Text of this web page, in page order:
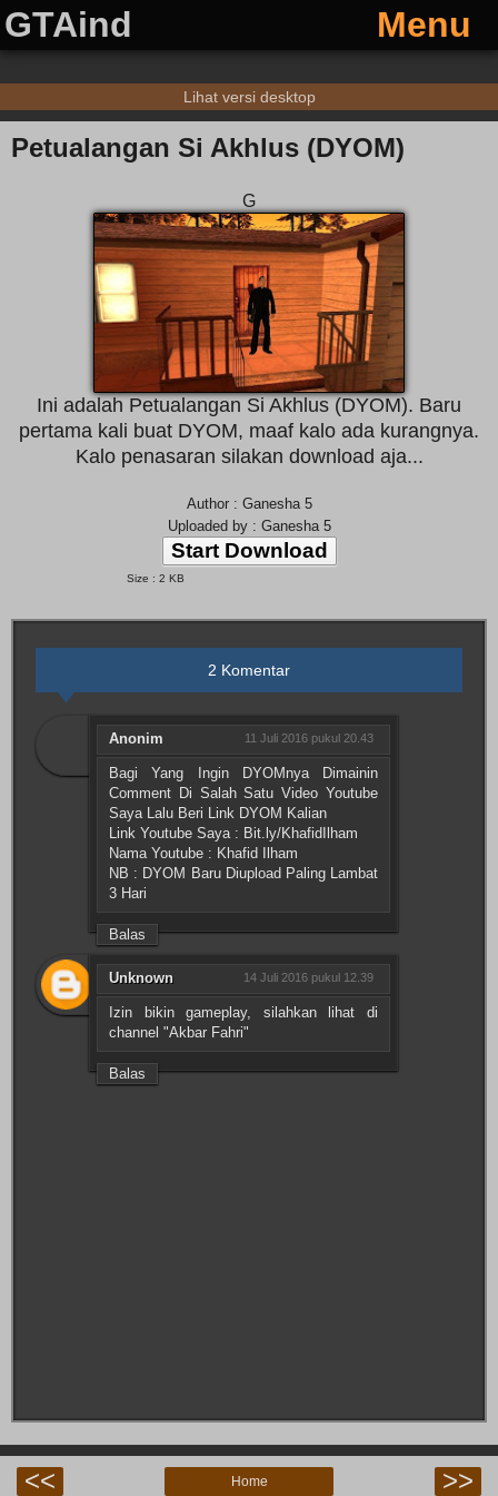
GTAind Menu
Lihat versi desktop
Petualangan Si Akhlus (DYOM)
G
Ini adalah Petualangan Si Akhlus (DYOM). Baru
pertama kali buat DYOM, maaf kalo ada kurangnya.
Kalo penasaran silakan download aja...
Author : Ganesha 5
Uploaded by : Ganesha 5
Start Download
Size : 2 KB
2 Komentar
Anonim 11 Juli 2016 pukul 20.43
Bagi Yang Ingin DYOMnya Dimainin
Comment Di Salah Satu Video Youtube
Saya Lalu Beri Link DYOM Kalian
Link Youtube Saya : Bit.ly/KhafidIlham
Nama Youtube : Khafid Ilham
NB : DYOM Baru Diupload Paling Lambat
3 Hari
Balas
Unknown 14 Juli 2016 pukul 12.39
Izin bikin gameplay, silahkan lihat di
channel "Akbar Fahri"
Balas
<< >>
Home